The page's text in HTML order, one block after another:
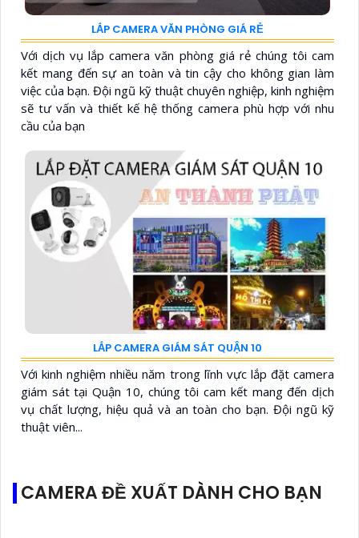
LẮP CAMERA VĂN PHÒNG GIÁ RẺ
Với dịch vụ lắp camera văn phòng giá rẻ chúng tôi cam
kết mang đến sự an toàn và tin cậy cho không gian làm
việc của bạn. Đội ngũ kỹ thuật chuyên nghiệp, kinh nghiệm
sẽ tư vấn và thiết kế hệ thống camera phù hợp với nhu
cầu của bạn
LẮP CAMERA GIÁM SÁT QUẬN 10
Với kinh nghiệm nhiều năm trong lĩnh vực lắp đặt camera
giám sát tại Quận 10, chúng tôi cam kết mang đến dịch
vụ chất lượng, hiệu quả và an toàn cho bạn. Đội ngũ kỹ
thuật viên...
CAMERA ĐỀ XUẤT DÀNH CHO BẠN